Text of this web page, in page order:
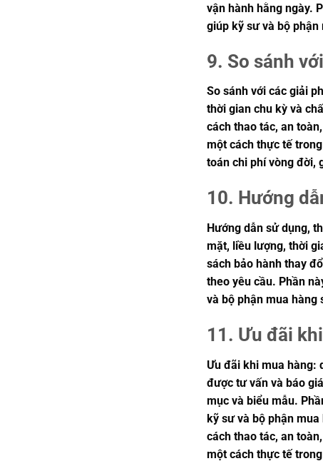
vận hành hằng ngày.
giúp kỹ sư và bộ
9. So sánh
So sánh với các giải
thời gian chu kỳ và
cách thao tác, an
một cách thực tế
toán chi phí vòng đời,
10. Hướng
Hướng dẫn sử dụng,
mặt, liều lượng, thời
sách bảo hành thay
theo yêu cầu. Phần
và bộ phận mua hàng
11. Ưu đãi
Ưu đãi khi mua hàng:
được tư vấn và báo
mục và biểu mẫu.
kỹ sư và bộ phận
cách thao tác, an
một cách thực tế